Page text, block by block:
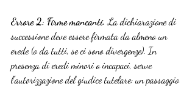
Errore 2: Firme mancanti. La dichiarazione di
successione deve essere firmata da almeno un
erede (o da tutti, se ci sono divergenze). In
presenza di eredi minori o incapaci, serve
l’autorizzazione del giudice tutelare: un passaggio